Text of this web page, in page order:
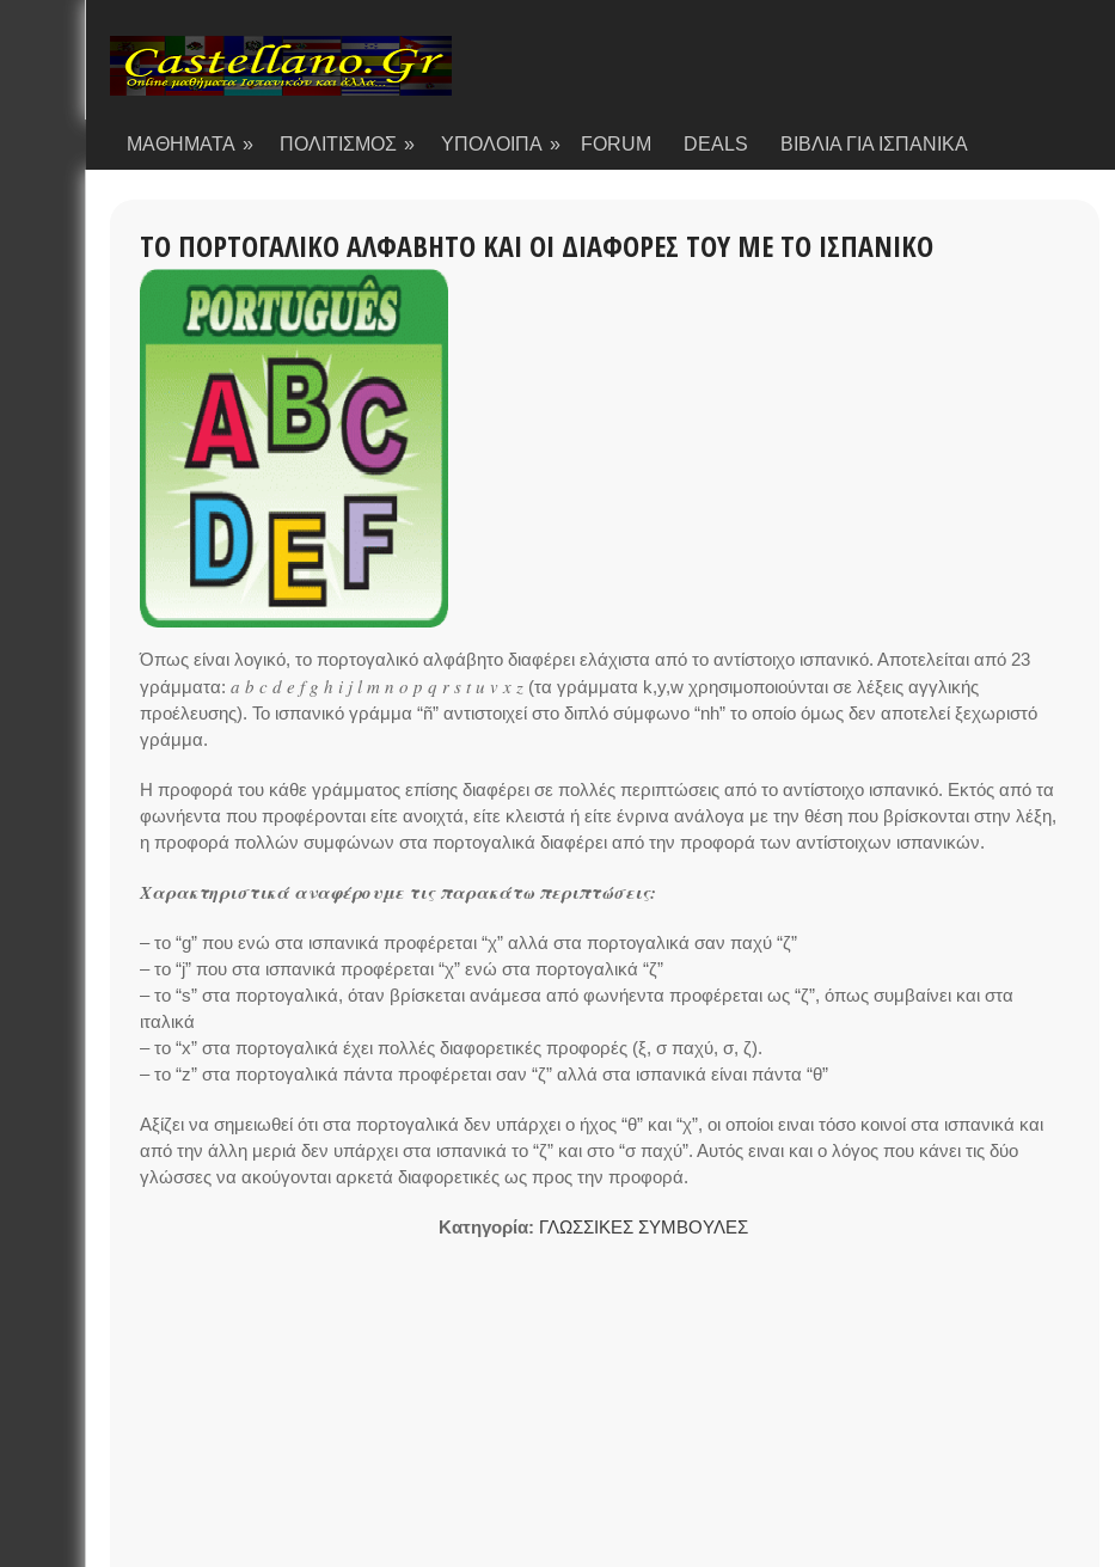
ΜΑΘΗΜΑΤΑ » ΠΟΛΙΤΙΣΜΟΣ » ΥΠΟΛΟΙΠΑ » FORUM DEALS ΒΙΒΛΙΑ ΓΙΑ ΙΣΠΑΝΙΚΑ
ΤΟ ΠΟΡΤΟΓΑΛΙΚΟ ΑΛΦΑΒΗΤΟ ΚΑΙ ΟΙ ΔΙΑΦΟΡΕΣ ΤΟΥ ΜΕ ΤΟ ΙΣΠΑΝΙΚΟ
Όπως είναι λογικό, το πορτογαλικό αλφάβητο διαφέρει ελάχιστα από το αντίστοιχο ισπανικό. Αποτελείται από 23
γράμματα: a b c d e f g h i j l m n o p q r s t u v x z(τα γράμματα k,y,w χρησιμοποιούνται σε λέξεις αγγλικής
προέλευσης). Το ισπανικό γράμμα “ñ” αντιστοιχεί στο διπλό σύμφωνο “nh” το οποίο όμως δεν αποτελεί ξεχωριστό
γράμμα.
Η προφορά του κάθε γράμματος επίσης διαφέρει σε πολλές περιπτώσεις από το αντίστοιχο ισπανικό. Εκτός από τα
φωνήεντα που προφέρονται είτε ανοιχτά, είτε κλειστά ή είτε ένρινα ανάλογα με την θέση που βρίσκονται στην λέξη,
η προφορά πολλών συμφώνων στα πορτογαλικά διαφέρει από την προφορά των αντίστοιχων ισπανικών.
Χαρακτηριστικά αναφέρουμε τις παρακάτω περιπτώσεις:
– το “g” που ενώ στα ισπανικά προφέρεται “χ” αλλά στα πορτογαλικά σαν παχύ “ζ”
– το “j” που στα ισπανικά προφέρεται “χ” ενώ στα πορτογαλικά “ζ”
– το “s” στα πορτογαλικά, όταν βρίσκεται ανάμεσα από φωνήεντα προφέρεται ως “ζ”, όπως συμβαίνει και στα
ιταλικά
– το “x” στα πορτογαλικά έχει πολλές διαφορετικές προφορές (ξ, σ παχύ, σ, ζ).
– το “z” στα πορτογαλικά πάντα προφέρεται σαν “ζ” αλλά στα ισπανικά είναι πάντα “θ”
Αξίζει να σημειωθεί ότι στα πορτογαλικά δεν υπάρχει ο ήχος “θ” και “χ”, οι οποίοι ειναι τόσο κοινοί στα ισπανικά και
από την άλλη μεριά δεν υπάρχει στα ισπανικά το “ζ” και στο “σ παχύ”. Αυτός ειναι και ο λόγος που κάνει τις δύο
γλώσσες να ακούγονται αρκετά διαφορετικές ως προς την προφορά.
Κατηγορία: ΓΛΩΣΣΙΚΕΣ ΣΥΜΒΟΥΛΕΣ